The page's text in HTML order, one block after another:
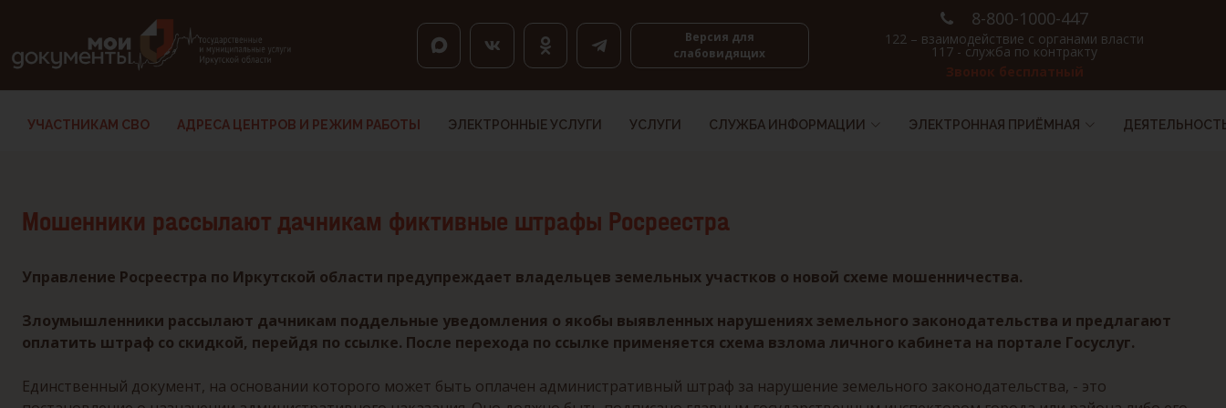
Версия для
слабовидящих
8-800-1000-447
122 – взаимодействие с органами власти
117 - служба по контракту
Звонок бесплатный
УЧАСТНИКАМ СВО АДРЕСА ЦЕНТРОВ И РЕЖИМ РАБОТЫ ЭЛЕКТРОННЫЕ УСЛУГИ УСЛУГИ СЛУЖБА ИНФОРМАЦИИ ЭЛЕКТРОННАЯ ПРИЁМНАЯ
Мошенники рассылают дачникам фиктивные штрафы Росреестра
Управление Росреестра по Иркутской области предупреждает владельцев земельных участков о новой схеме мошенничества.
Злоумышленники рассылают дачникам поддельные уведомления о якобы выявленных нарушениях земельного законодательства и предлагают
оплатить штраф со скидкой, перейдя по ссылке. После перехода по ссылке применяется схема взлома личного кабинета на портале Госуслуг.
Единственный документ, на основании которого может быть оплачен административный штраф за нарушение земельного законодательства, - это